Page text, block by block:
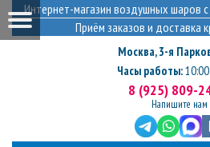
Интернет-магазин воздушных шаров
Приём заказов и доставка
Москва,3-я
Часы работы:
8 (925) 809-
Напишите нам